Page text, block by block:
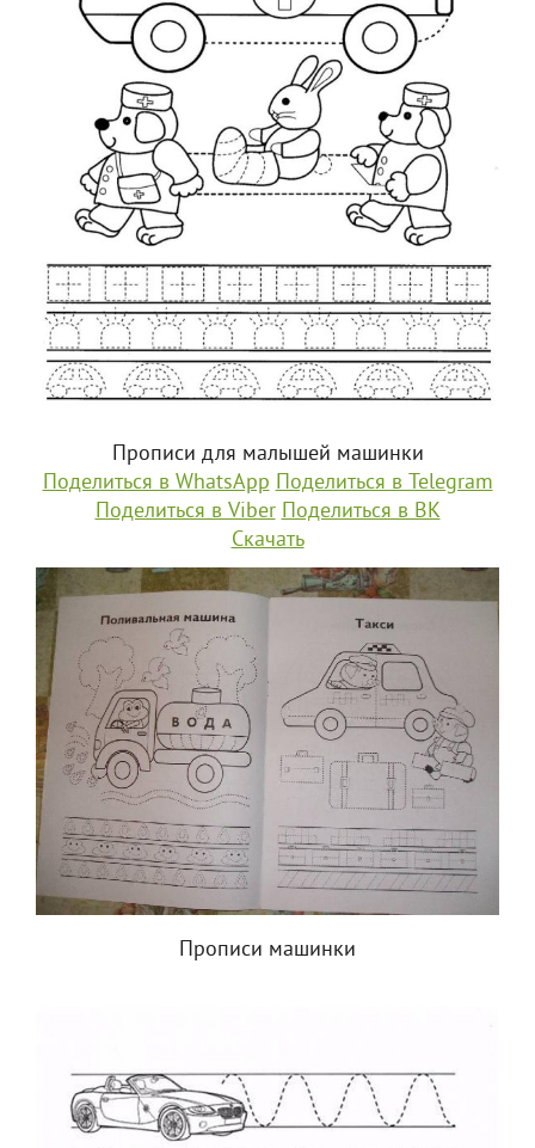
Прописи для малышей машинки
Поделиться в WhatsApp Поделиться в Telegram
Поделиться в Viber Поделиться в ВК
Скачать
Прописи машинки